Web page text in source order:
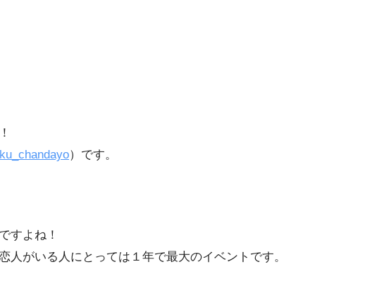
）です。
すよね！
人がいる人にとっては１年で最大のイベントです。